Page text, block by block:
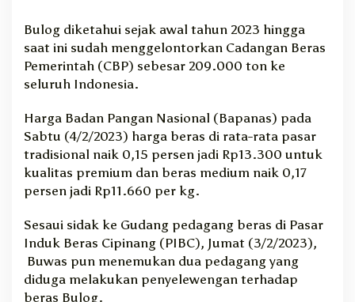
Bulog diketahui sejak awal tahun 2023 hingga
saat ini sudah menggelontorkan Cadangan Beras
Pemerintah (CBP) sebesar 209.000 ton ke
seluruh Indonesia.
Harga Badan Pangan Nasional (Bapanas) pada
Sabtu (4/2/2023) harga beras di rata-rata pasar
tradisional naik 0,15 persen jadi Rp13.300 untuk
kualitas premium dan beras medium naik 0,17
persen jadi Rp11.660 per kg.
Sesaui sidak ke Gudang pedagang beras di Pasar
Induk Beras Cipinang (PIBC), Jumat (3/2/2023),
Buwas pun menemukan dua pedagang yang
diduga melakukan penyelewengan terhadap
beras Bulog.